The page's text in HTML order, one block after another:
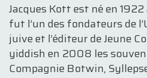
Jacques Kott est né en
fut l’un des fondateurs de
juive et l’éditeur de Jeune
yiddish en 2008 les
Compagnie Botwin,